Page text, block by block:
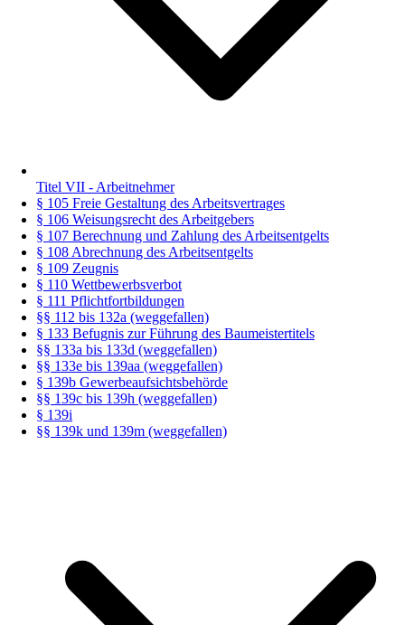
Titel VII - Arbeitnehmer
§ 105 Freie Gestaltung des Arbeitsvertrages
§ 106 Weisungsrecht des Arbeitgebers
§ 107 Berechnung und Zahlung des Arbeitsentgelts
§ 108 Abrechnung des Arbeitsentgelts
§ 109 Zeugnis
§ 110 Wettbewerbsverbot
§ 111 Pflichtfortbildungen
§§ 112 bis 132a (weggefallen)
§ 133 Befugnis zur Führung des Baumeistertitels
§§ 133a bis 133d (weggefallen)
§§ 133e bis 139aa (weggefallen)
§ 139b Gewerbeaufsichtsbehörde
§§ 139c bis 139h (weggefallen)
§ 139i
§§ 139k und 139m (weggefallen)